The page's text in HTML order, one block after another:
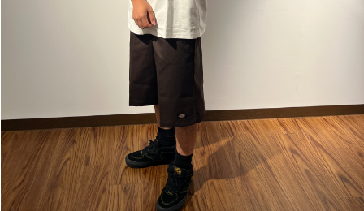
ご利用ガイド
会員ランク
店頭受取サービス
ギフトラッピング
アフターサポート
下取り保証について
よくある質問
店舗一覧
お問い合わせ
ニュース